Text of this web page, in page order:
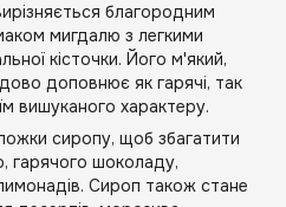
благородним
мигдалю з легкими
кісточки. Його м'який,
доповнює як гарячі, так
вишуканого характеру.
сиропу, щоб збагатити
гарячого шоколаду,
Сироп також стане